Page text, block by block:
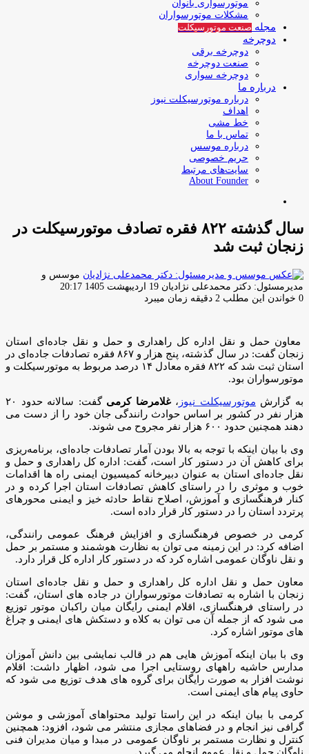
موتورسواری بانوان
مشکلات موتورسواران
مجله صنعت موتورسیکلت
دوچرخه
دوچرخه برقی
صنعت دوچرخه
دوچرخه سواری
درباره ما
درباره موتورسیکلت نیوز
اهداف
خط مشی
تماس با ما
درباره موسس
حریم خصوصی
سایت‌های مرتبط
About Founder
سال گذشته ۸۲۲ فقره تصادف موتورسیکلت در
زنجان ثبت شد
موسس و
مدیرمسئول: دکتر محمدعلی نژادیان ارسال
ایمیل
19 اردیبهشت 1405 20:17
0 خواندن این مطلب 2 دقیقه زمان میبرد
معاون حمل و نقل اداره کل راهداری و حمل و نقل جاده‌ای استان
زنجان گفت: در سال گذشته، پنج هزار و ۸۶۷ فقره تصادفات جاده‌ای در
استان ثبت شد که ۸۲۲ فقره معادل ۱۴ درصد مربوط به موتورسیکلت و
موتورسواران بود.
به گزارش موتورسیکلت نیوز ،غلامرضا کرمی
گفت: سالانه حدود ۲۰
هزار نفر در کشور بر اساس حوادث رانندگی جان خود را از دست می
دهند همچنین حدود ۶۰۰ هزار نفر مجروح می شوند.
وی با بیان اینکه با توجه به بالا بودن آمار تصادفات جاده‌ای، برنامه‌ریزی
برای کاهش آن در دستور کار است، گفت: اداره کل راهداری و حمل و
نقل جاده‌ای استان به عنوان دبیرخانه کمیسیون ایمنی راه ها اقدامات
خوب و موثری را در راستای کاهش تصادفات استان اجرا کرده و در
کنار فرهنگسازی و آموزش، اصلاح نقاط حادثه خیز و ایمنی محورهای
پرتردد استان را در دستور کار قرار داده است.
کرمی در خصوص فرهنگسازی و افزایش فرهنگ عمومی رانندگی،
اضافه کرد: در این زمینه می توان به نظارت هوشمند و مستمر بر حمل
و نقل ناوگان عمومی اشاره کرد که در دستور کار اداره کل قرار دارد.
معاون حمل و نقل اداره کل راهداری و حمل و نقل جاده‌ای استان
زنجان با اشاره به تصادفات موتورسواران در جاده های استان، گفت:
در راستای فرهنگسازی، اقلام ایمنی رایگان میان راکبان موتور توزیع
می شود که از جمله آن می توان به کلاه و دستکش های ایمنی و چراغ
های موتور اشاره کرد.
وی با بیان اینکه آموزش هایی هم در قالب نمایشی بین دانش آموزان
مدارس حاشیه راههای روستایی اجرا می شود، اظهار داشت: اقلام
نوشت افزار به صورت رایگان برای گروه های هدف توزیع می شود که
حاوی پیام های ایمنی است.
کرمی با بیان اینکه در این راستا تولید محتواهای آموزشی و موشن
گرافی نیز انجام و در فضاهای مجازی منتشر می شود، افزود: همچنین
کنترل و نظارت مستمر بر ناوگان عمومی در مبدا و میان مدیران فنی
ناوگان حمل و نقل عموم انجام می گیرد.